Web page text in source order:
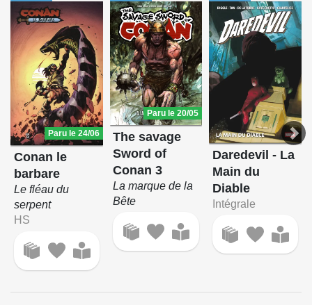
Paru le 24/06
Conan le
barbare
Le fléau du
serpent
HS
Paru le 20/05
The savage
Sword of
Conan 3
La marque de la
Bête
Daredevil - La
Main du
Diable
Intégrale